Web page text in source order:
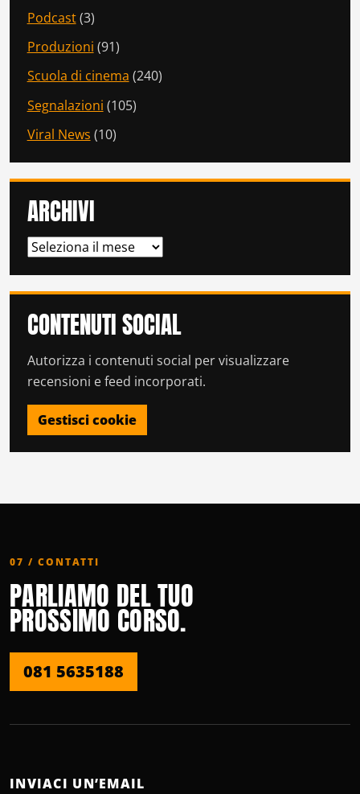
Podcast(3)
Produzioni (91)
Scuola di cinema (240)
Segnalazioni (105)
Viral News (10)
ARCHIVI
ARCHIVI
CONTENUTI SOCIAL
Autorizza i contenuti social per visualizzare
recensioni e feed incorporati.
Gestisci cookie
07 / CONTATTI
PARLIAMO DEL TUO
PROSSIMO CORSO.
081 5635188
INVIACI UN’EMAIL